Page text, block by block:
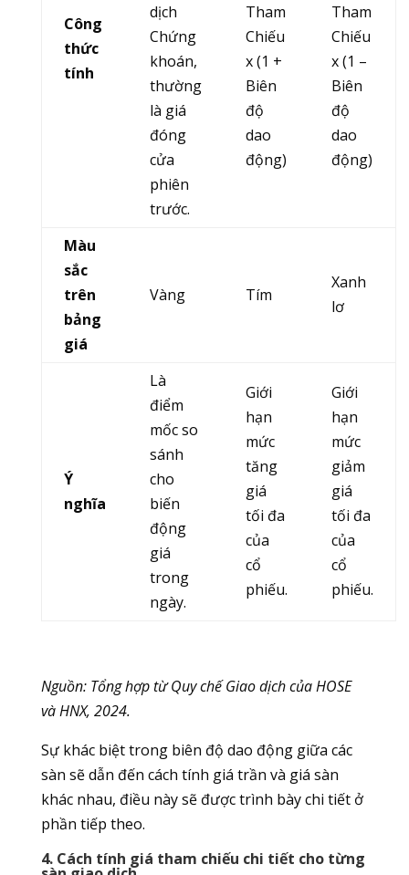
Công
thức
tính
dịch
Chứng
khoán,
thường
là giá
đóng
cửa
phiên
trước.
Tham
Chiếu
x (1 +
Biên
độ
dao
động)
Tham
Chiếu
x (1 –
Biên
độ
dao
động)
Màu
sắc
trên
bảng
giá
Vàng Tím
Xanh
lơ
Ý
nghĩa
Là
điểm
mốc so
sánh
cho
biến
động
giá
trong
ngày.
Giới
hạn
mức
tăng
giá
tối đa
của
cổ
phiếu.
Giới
hạn
mức
giảm
giá
tối đa
của
cổ
phiếu.
Nguồn: Tổng hợp từ Quy chế Giao dịch của HOSE
và HNX, 2024.
Sự khác biệt trong biên độ dao động giữa các
sàn sẽ dẫn đến cách tính giá trần và giá sàn
khác nhau, điều này sẽ được trình bày chi tiết ở
phần tiếp theo.
4. Cách tính giá tham chiếu chi tiết cho từng